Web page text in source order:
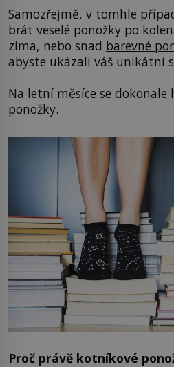
Samozřejmě, v tomhle
brát veselé ponožky po
zima, nebo snad barevné
abyste ukázali váš unikátní
Na letní měsíce se
ponožky.
Proč právě kotníkové